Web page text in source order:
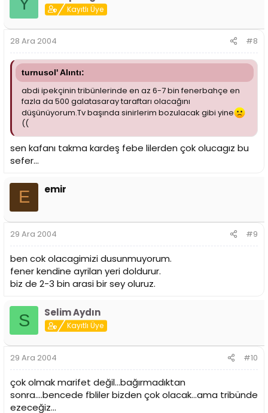
Kayıtlı Üye
28 Ara 2004 #8
turnusol' Alıntı:
abdi ipekçinin tribünlerinde en az 6-7 bin fenerbahçe en
fazla da 500 galatasaray taraftarı olacağını
düşünüyorum.Tv başında sinirlerim bozulacak gibi yine
((
sen kafanı takma kardeş febe lilerden çok olucagız bu
sefer...
E emir
29 Ara 2004 #9
ben cok olacagimizi dusunmuyorum.
fener kendine ayrilan yeri doldurur.
biz de 2-3 bin arasi bir sey oluruz.
S Selim Aydın
Kayıtlı Üye
29 Ara 2004 #10
çok olmak marifet değil...bağırmadıktan
sonra....bencede fbliler bizden çok olacak...ama tribünde
ezeceğiz...